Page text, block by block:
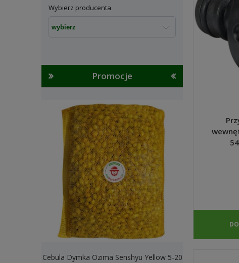
Wybierz producenta
Promocje
Cebula Dymka Ozima Senshyu Yellow 5-20
Cebula Dymka